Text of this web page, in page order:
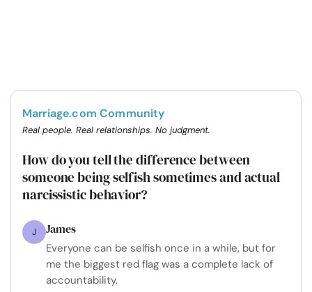
Marriage.com Community
Real people. Real relationships. No judgment.
How do you tell the difference between
someone being selfish sometimes and actual
narcissistic behavior?
J James
Everyone can be selfish once in a while, but for
me the biggest red flag was a complete lack of
accountability.